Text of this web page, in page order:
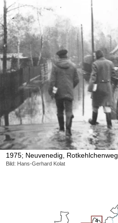
1975; Neuvenedig, Rotkehlchenweg
Bild: Hans-Gerhard Kolat